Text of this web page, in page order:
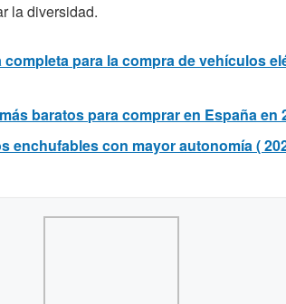
la diversidad.
completa para la compra de vehículos
baratos para comprar en España en
enchufables con mayor autonomía (